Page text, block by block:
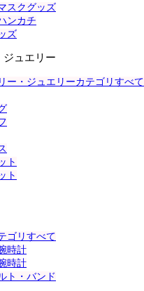
スクグッズ
ンカチ
ズ
ジュエリー
ー・ジュエリーカテゴリすべて
ト
ト
ゴリすべて
時計
時計
ト・バンド